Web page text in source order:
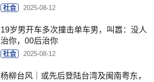
社会 2025-08-12
19岁男开车多次撞击单车男，叫嚣：没人
治你，00后治你
社会 2025-08-12
杨柳台风｜或先后登陆台湾及闽南粤东，